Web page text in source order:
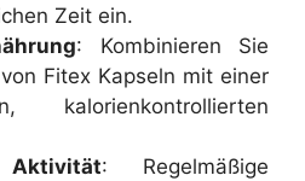
Zeit ein.
: Kombinieren Sie
Fitex Kapseln mit einer
kalorienkontrollierten
: Regelmäßige